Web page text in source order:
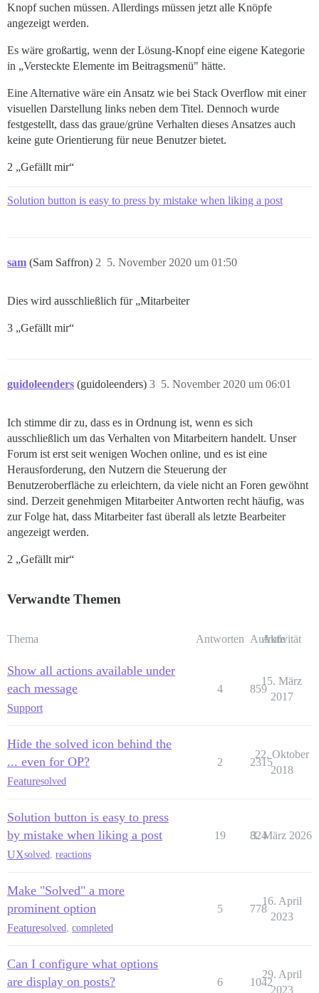
Knopf suchen müssen. Allerdings müssen jetzt alle Knöpfe
angezeigt werden.
Es wäre großartig, wenn der Lösung-Knopf eine eigene Kategorie
in „Versteckte Elemente im Beitragsmenü" hätte.
Eine Alternative wäre ein Ansatz wie bei Stack Overflow mit einer
visuellen Darstellung links neben dem Titel. Dennoch wurde
festgestellt, dass das graue/grüne Verhalten dieses Ansatzes auch
keine gute Orientierung für neue Benutzer bietet.
2 „Gefällt mir“
Solution button is easy to press by mistake when liking a post
sam (Sam Saffron) 5. November 2020 um 01:50
2
Dies wird ausschließlich für „Mitarbeiter
3 „Gefällt mir“
guidoleenders (guidoleenders) 5. November 2020 um 06:01
3
Ich stimme dir zu, dass es in Ordnung ist, wenn es sich
ausschließlich um das Verhalten von Mitarbeitern handelt. Unser
Forum ist erst seit wenigen Wochen online, und es ist eine
Herausforderung, den Nutzern die Steuerung der
Benutzeroberfläche zu erleichtern, da viele nicht an Foren gewöhnt
sind. Derzeit genehmigen Mitarbeiter Antworten recht häufig, was
zur Folge hat, dass Mitarbeiter fast überall als letzte Bearbeiter
angezeigt werden.
2 „Gefällt mir“
Verwandte Themen
Thema Antworten Aufrufe
Aktivität
Show all actions available under
each message
Support
4 859
15. März
2017
Hide the solved icon behind the
... even for OP?
Featuresolved
2 2315
22. Oktober
2018
Solution button is easy to press
by mistake when liking a post
UXsolved, reactions
19 824
3. März 2026
Make "Solved" a more
prominent option
Featuresolved, completed
5 778
16. April
2023
Can I configure what options
are display on posts?
6 1042
29. April
2023